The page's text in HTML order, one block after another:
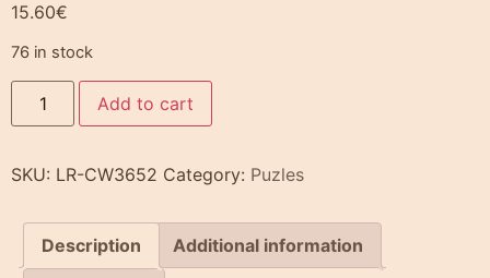
15.60€
76 in stock
Add to cart
SKU: LR-CW3652 Category: Puzles
Description Additional information